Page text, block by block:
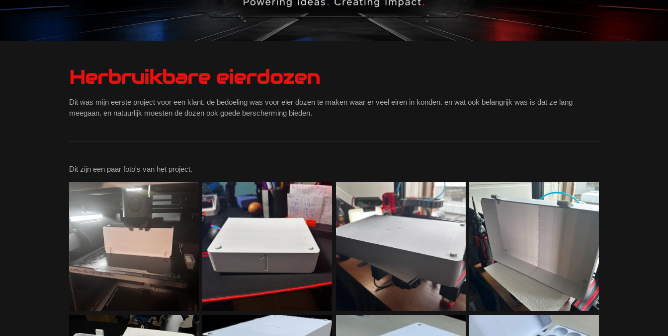
Herbruikbare eierdozen
Dit was mijn eerste project voor een klant. de bedoeling was voor eier dozen te maken waar er veel eiren in konden. en wat ook belangrijk was is dat ze lang
meegaan. en natuurlijk moesten de dozen ook goede berscherming bieden.
Dit zijn een paar foto's van het project.